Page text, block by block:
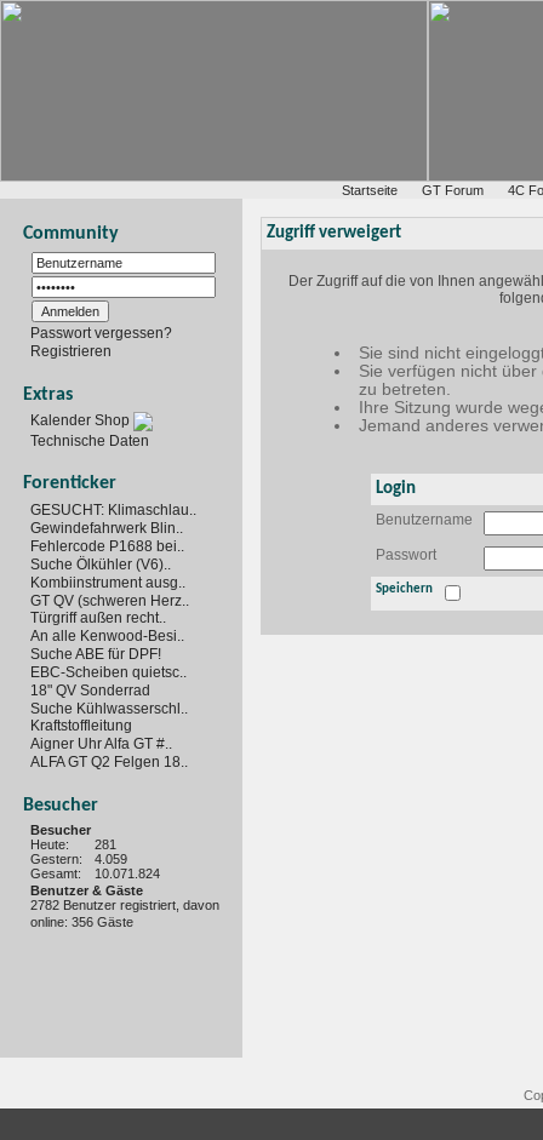
Startseite GT Forum 4C
Community
Passwort vergessen?
Registrieren
Extras
Kalender Shop
Technische Daten
Forenticker
GESUCHT: Klimaschlau..
Gewindefahrwerk Blin..
Fehlercode P1688 bei..
Suche Ölkühler (V6)..
Kombiinstrument ausg..
GT QV (schweren Herz..
Türgriff außen recht..
An alle Kenwood-Besi..
Suche ABE für DPF!
EBC-Scheiben quietsc..
18" QV Sonderrad
Suche Kühlwasserschl..
Kraftstoffleitung
Aigner Uhr Alfa GT #..
ALFA GT Q2 Felgen 18..
Besucher
Besucher
Heute:
281
Gestern:
4.059
Gesamt:
10.071.824
Benutzer & Gäste
2782 Benutzer registriert, davon
online: 356 Gäste
Zugriff verweigert
Der Zugriff auf die von Ihnen
Sie sind nicht
Sie verfügen nicht
zu betreten.
Ihre Sitzung wurde
Jemand anderes
Login
Benutzername
Passwort
Speichern